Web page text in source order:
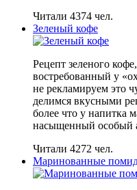
Читали 4374 чел.
Зеленый кофе
Рецепт зеленого
востребованный у
не рекламируем это
делимся вкусными
более что у напитка
насыщенный особый
Читали 4272 чел.
Маринованные